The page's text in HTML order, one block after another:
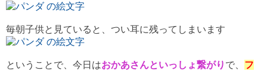
毎朝子供と見ていると、つい耳に残ってしまいます
ということで、今日はおかあさんといっしょ繋がり で、 フ